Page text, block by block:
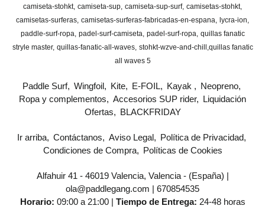
camiseta-stohkt camiseta-sup camiseta-sup-surf camisetas-stohkt
camisetas-surferas camisetas-surferas-fabricadas-en-espana
lycra-ion
paddle-surf-ropa padel-surf-camiseta padel-surf-ropa quillas fanatic
stryle master quillas-fanatic-all-waves stohkt-wzve-and-chill
​quillas fanatic
all waves 5
Paddle Surf Wingfoil Kite E-FOIL Kayak
Neopreno
Ropa y complementos
Accesorios SUP rider
Liquidación
Ofertas
BLACKFRIDAY
Ir arriba Contáctanos Aviso Legal
Política de Privacidad
Condiciones de Compra
Políticas de Cookies
Alfahuir 41 - 46019 Valencia, Valencia - (España) |
ola@paddlegang.com | 670854535
Horario: 09:00 a 21:00 | Tiempo de Entrega: 24-48 horas